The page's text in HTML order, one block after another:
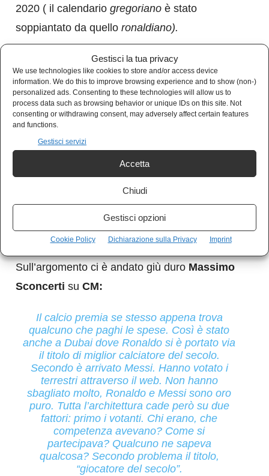
Gestisci la tua privacy
We use technologies like cookies to store and/or access device
information. We do this to improve browsing experience and to show (non-)
personalized ads. Consenting to these technologies will allow us to
process data such as browsing behavior or unique IDs on this site. Not
consenting or withdrawing consent, may adversely affect certain features
and functions.
Gestisci servizi
Accetta
Chiudi
Gestisci opzioni
Cookie Policy Dichiarazione sulla Privacy Imprint
2020 ( il calendario gregoriano è stato
soppiantato da quello ronaldiano).
Il buon Cristiano,fuori dalla sua bolla
personale , ha sconfitto in finale l’eterno rivale
Lionel Messie poi, a sorpresa,Ronaldinho e
Mohamed Salah.
Cristiano Ronaldo e Jorge Mendes
Calciator del secolo? Quale secolo?
Sull’argomento ci è andato giù duro Massimo
Sconcerti su CM:
Il calcio premia se stesso appena trova
qualcuno che paghi le spese. Così è stato
anche a Dubai dove Ronaldo si è portato via
il titolo di miglior calciatore del secolo.
Secondo è arrivato Messi. Hanno votato i
terrestri attraverso il web. Non hanno
sbagliato molto, Ronaldo e Messi sono oro
puro. Tutta l’architettura cade però su due
fattori: primo i votanti. Chi erano, che
competenza avevano? Come si
partecipava? Qualcuno ne sapeva
qualcosa? Secondo problema il titolo,
“giocatore del secolo”.